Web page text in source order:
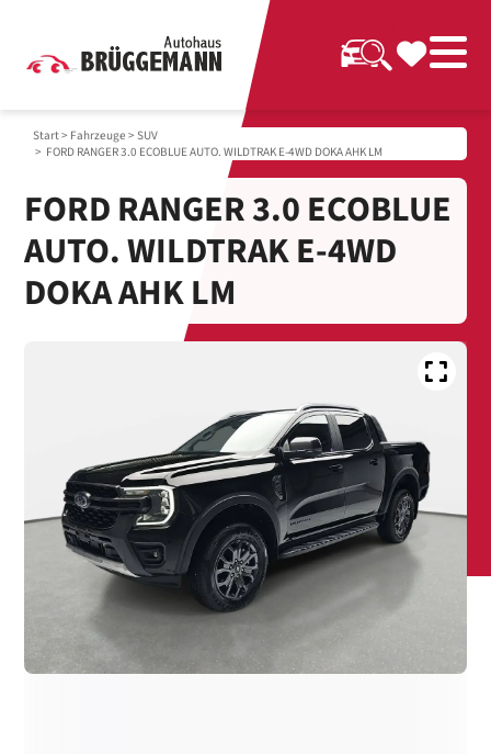
Start> Fahrzeuge > SUV
> FORD RANGER 3.0 ECOBLUE AUTO. WILDTRAK E-4WD DOKA AHK LM
FORD RANGER 3.0 ECOBLUE
AUTO. WILDTRAK E-4WD
DOKA AHK LM